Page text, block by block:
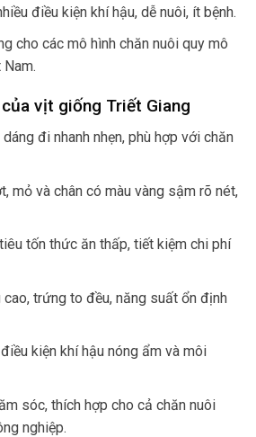
điều kiện khí hậu, dễ nuôi, ít bệnh.
cho các mô hình chăn nuôi quy mô
vịt giống Triết Giang
đi nhanh nhẹn, phù hợp với chăn
mỏ và chân có màu vàng sậm rõ nét,
tốn thức ăn thấp, tiết kiệm chi phí
trứng to đều, năng suất ổn định
kiện khí hậu nóng ẩm và môi
sóc, thích hợp cho cả chăn nuôi
nghiệp.